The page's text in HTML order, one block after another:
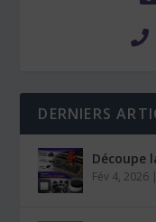
DERNIERS
Découpe
Fév 4, 2026